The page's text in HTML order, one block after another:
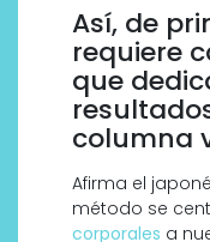
Así, de
requiere
que
columna
Afirma el
método se
corporales a